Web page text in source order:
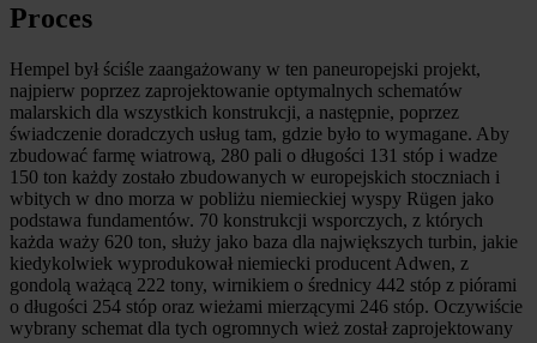
Proces
Hempel był ściśle zaangażowany w ten paneuropejski projekt,
najpierw poprzez zaprojektowanie optymalnych schematów
malarskich dla wszystkich konstrukcji, a następnie, poprzez
świadczenie doradczych usług tam, gdzie było to wymagane. Aby
zbudować farmę wiatrową, 280 pali o długości 131 stóp i wadze
150 ton każdy zostało zbudowanych w europejskich stoczniach i
wbitych w dno morza w pobliżu niemieckiej wyspy Rügen jako
podstawa fundamentów. 70 konstrukcji wsporczych, z których
każda waży 620 ton, służy jako baza dla największych turbin, jakie
kiedykolwiek wyprodukował niemiecki producent Adwen, z
gondolą ważącą 222 tony, wirnikiem o średnicy 442 stóp z piórami
o długości 254 stóp oraz wieżami mierzącymi 246 stóp. Oczywiście
wybrany schemat dla tych ogromnych wież został zaprojektowany